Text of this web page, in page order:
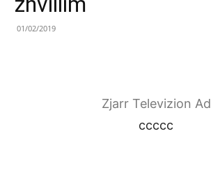
01/02/2019
Zjarr Televizion Ad
ccccc